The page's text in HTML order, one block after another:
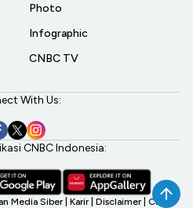
Photo
Infographic
CNBC TV
With Us:
CNBC Indonesia:
Media Siber Karir Disclaimer CNBC